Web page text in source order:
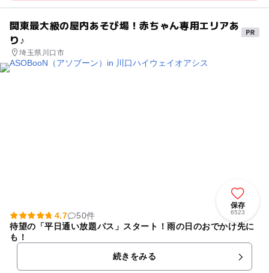
関東最大級の屋内あそび場！赤ちゃん専用エリアあ
り♪
埼玉県川口市
保存
6523
4.7
50件
待望の「平日通い放題パス」スタート！雨の日のおでかけ先に
も！
続きをみる